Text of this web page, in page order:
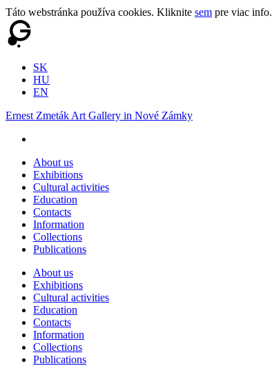
Táto webstránka používa cookies. Kliknite sem pre viac info.
SK
HU
EN
Ernest Zmeták Art Gallery in Nové Zámky
About us
Exhibitions
Cultural activities
Education
Contacts
Information
Collections
Publications
About us
Exhibitions
Cultural activities
Education
Contacts
Information
Collections
Publications